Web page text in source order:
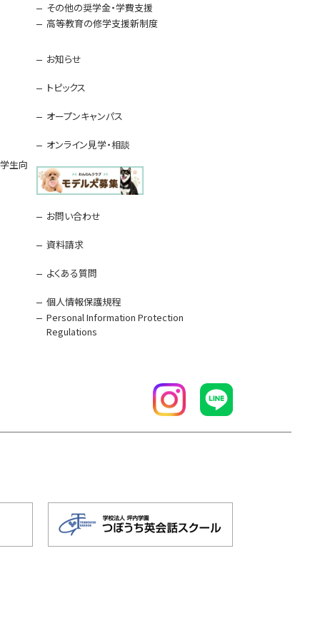
生向
その他の奨学金・学費支援
高等教育の修学支援新制度
お知らせ
トピックス
オープンキャンパス
オンライン見学・相談
お問い合わせ
資料請求
よくある質問
個人情報保護規程
Personal Information Protection
Regulations